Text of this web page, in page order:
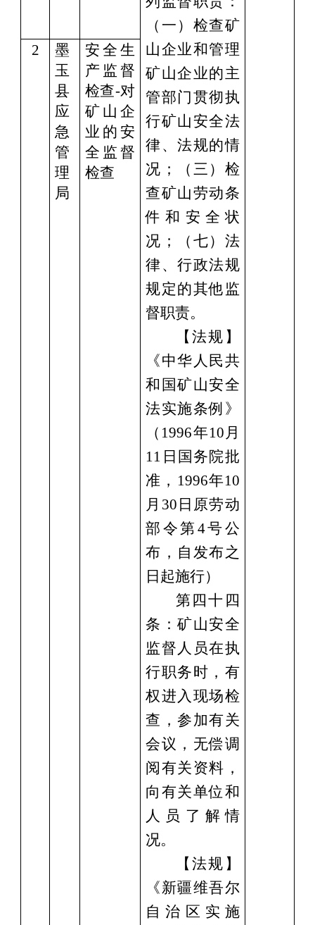
（⼀）检查矿
山企业和管理
矿山企业的主
管部门贯彻执
行矿山安全法
律、法规的情
况；（三）检
查矿山劳动条
件和安全状
况；（七）法
律、⾏政法规
规定的其他监
督职责。
【法规】
《中华人民共
和国矿山安全
法实施条例》
（ 1996年10月
11日国务院批
准，1996年10
月30日原劳动
部令第4号公
布，自发布之
日起施行）
第四十四
条：矿山安全
监督人员在执
行职务时，有
权进入现场检
查，参加有关
会议，无偿调
阅有关资料，
向有关单位和
人员了解情
况。
【法规】
《新疆维吾尔
自治区实施
2
墨
玉
县
应
急
管
理
局
安全生
产监督
检查-对
矿山企
业的安
全监督
检查